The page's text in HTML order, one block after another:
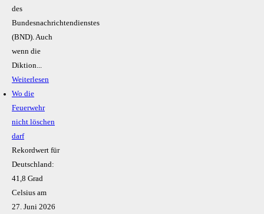
des
Bundesnachrichtendienstes
(BND). Auch
wenn die
Diktion...
Weiterlesen
Wo die
Feuerwehr
nicht löschen
darf
Rekordwert für
Deutschland:
41,8 Grad
Celsius am
27. Juni 2026